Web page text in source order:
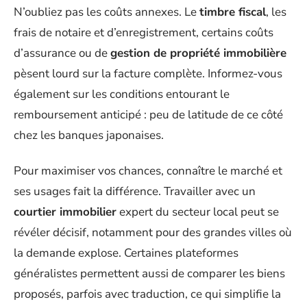
N’oubliez pas les coûts annexes. Letimbre fiscal, les
frais de notaire et d’enregistrement, certains coûts
d’assurance ou degestion de propriété immobilière
pèsent lourd sur la facture complète. Informez-vous
également sur les conditions entourant le
remboursement anticipé : peu de latitude de ce côté
chez les banques japonaises.
Pour maximiser vos chances, connaître le marché et
ses usages fait la différence. Travailler avec un
courtier immobilierexpert du secteur local peut se
révéler décisif, notamment pour des grandes villes où
la demande explose. Certaines plateformes
généralistes permettent aussi de comparer les biens
proposés, parfois avec traduction, ce qui simplifie la